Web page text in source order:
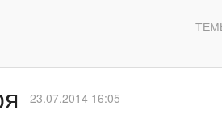
23.07.2014 16:05